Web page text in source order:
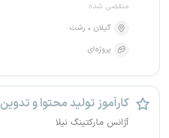
منقضی شده
گیلان
رشت
پروژه‌ای
کارآموز تولید محتوا و تدوین
آژانس مارکتینگ نیلا